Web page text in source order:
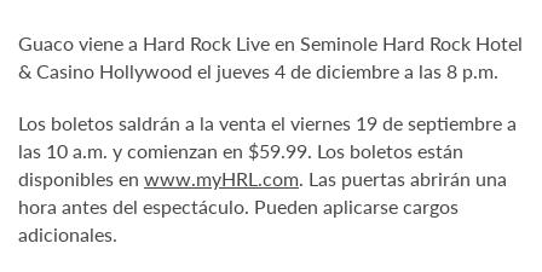
Guaco viene a Hard Rock Live en Seminole Hard Rock Hotel
& Casino Hollywood el jueves 4 de diciembre a las 8 p.m.
Los boletos saldrán a la venta el viernes 19 de septiembre a
las 10 a.m. y comienzan en $59.99. Los boletos están
disponibles en www.myHRL.com. Las puertas abrirán una
hora antes del espectáculo. Pueden aplicarse cargos
adicionales.